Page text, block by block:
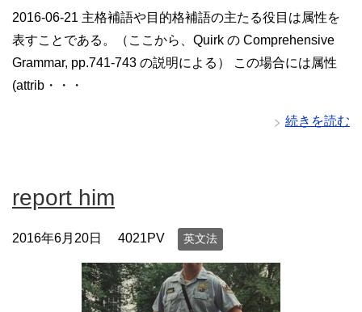
2016-06-21 主格補語や目的格補語の主たる役目は属性を
表すことである。（ここから、Quirk の Comprehensive
Grammar, pp.741-743 の説明による） この場合には属性
(attrib・・・
続きを読む
report him
2016年6月20日 4021PV 英文法